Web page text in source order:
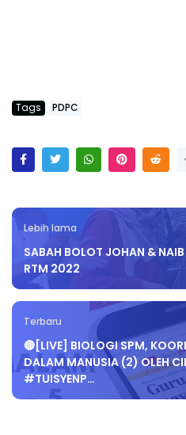
Tags PDPC
Lebih lama
SABAH BOLOT JOHAN &
RTM 2022
Terbaru
🔴[LIVE] BIOLOGI SPM,
DALAM MANUSIA (2) OLEH
#TUISYENP…